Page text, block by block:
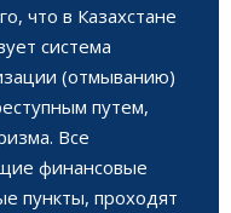
что в Казахстане
система
(отмыванию)
путем,
Все
финансовые
пункты, проходят